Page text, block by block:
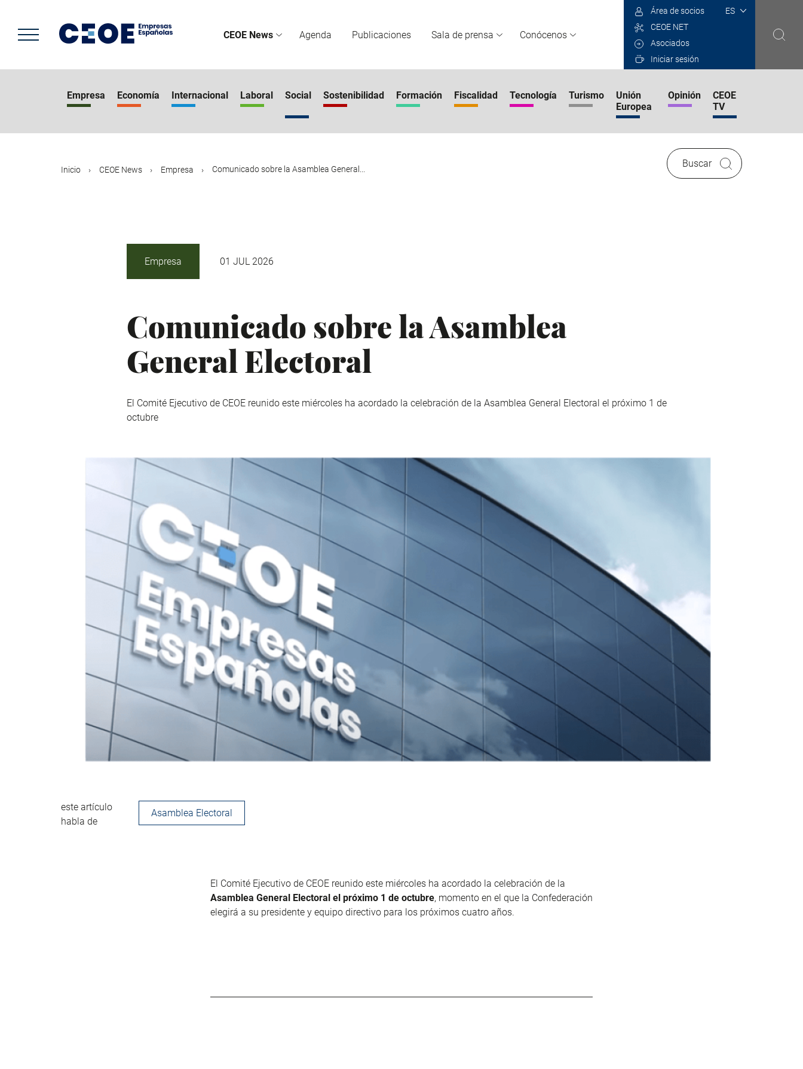
contenido
principal
CEOE News Agenda Publicaciones Sala de prensa Conócenos
Select
Área de socios
CEOE NET
Asociados
Iniciar sesión
Empresa Economía Internacional Laboral Social Sostenibilidad Formación Fiscalidad Tecnología Turismo
Unión
Europea
Opinión
CEOE
TV
Inicio CEOE News Empresa Comunicado sobre la Asamblea General...
Buscar
Empresa 01 JUL 2026
Comunicado sobre la Asamblea
General Electoral
El Comité Ejecutivo de CEOE reunido este miércoles ha acordado la celebración de la Asamblea General Electoral el próximo 1 de
octubre
este artículo
habla de
Asamblea Electoral
El Comité Ejecutivo de CEOE reunido este miércoles ha acordado la celebración de la
Asamblea General Electoral el próximo 1 de octubre, momento en el que la Confederación
elegirá a su presidente y equipo directivo para los próximos cuatro años.